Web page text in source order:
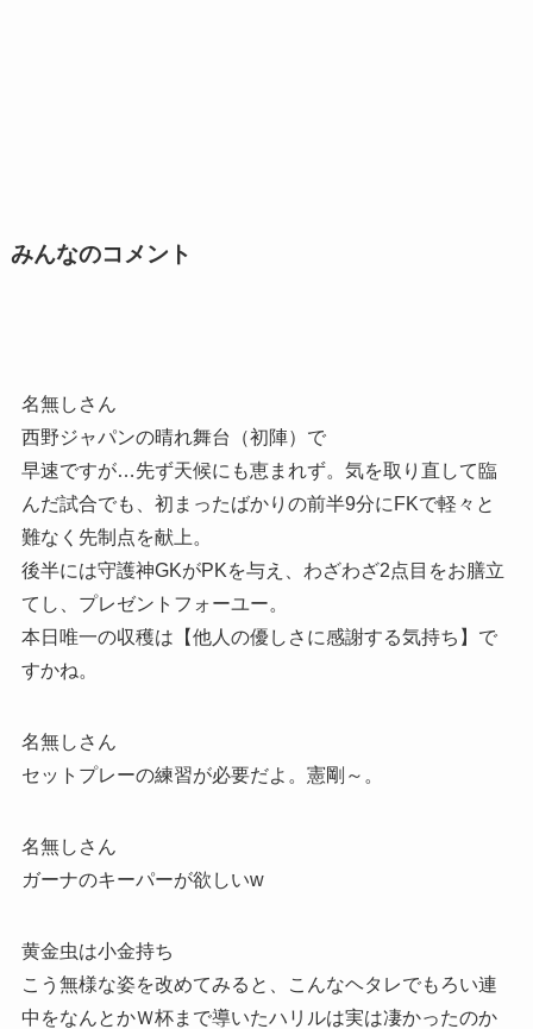
みんなのコメント
名無しさん
西野ジャパンの晴れ舞台（初陣）で
早速ですが…先ず天候にも恵まれず。気を取り直して臨
んだ試合でも、初まったばかりの前半9分にFKで軽々と
難なく先制点を献上。
後半には守護神GKがPKを与え、わざわざ2点目をお膳立
てし、プレゼントフォーユー。
本日唯一の収穫は【他人の優しさに感謝する気持ち】で
すかね。
名無しさん
セットプレーの練習が必要だよ。憲剛～。
名無しさん
ガーナのキーパーが欲しいw
黄金虫は小金持ち
こう無様な姿を改めてみると、こんなヘタレでもろい連
中をなんとかＷ杯まで導いたハリルは実は凄かったのか